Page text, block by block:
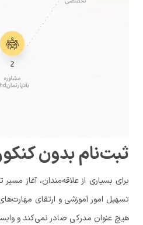
ثبت‌نام بدون
برای بسیاری از علاقه‌مندان، آغاز
تسهیل امور آموزشی و ارتقای
هیچ عنوان مدرکی صادر نمی‌کند و